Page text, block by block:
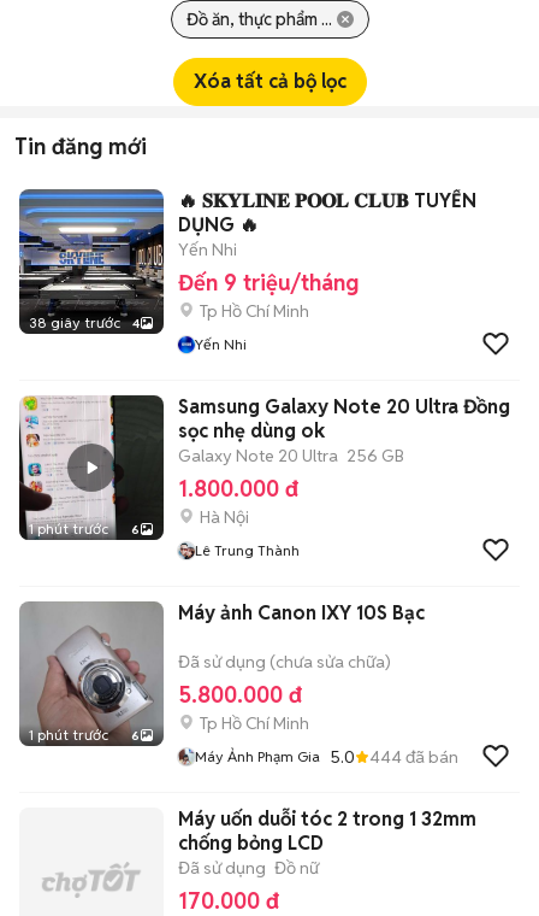
Đồ ăn, thực phẩm ...
Xóa tất cả bộ lọc
Tin đăng mới
38 giây trước 4
🔥 𝐒𝐊𝐘𝐋𝐈𝐍𝐄 𝐏𝐎𝐎𝐋 𝐂𝐋𝐔𝐁 TUYỂN
DỤNG 🔥
Yến Nhi
Đến 9 triệu/tháng
Tp Hồ Chí Minh
Yến Nhi
1 phút trước 6
Samsung Galaxy Note 20 Ultra Đồng
sọc nhẹ dùng ok
Galaxy Note 20 Ultra 256 GB
1.800.000 đ
Hà Nội
Lê Trung Thành
1 phút trước 6
Máy ảnh Canon IXY 10S Bạc
Đã sử dụng (chưa sửa chữa)
5.800.000 đ
Tp Hồ Chí Minh
Máy Ảnh Phạm Gia 5.0 444đã bán
Máy uốn duỗi tóc 2 trong 1 32mm
chống bỏng LCD
Đã sử dụng Đồ nữ
170.000 đ